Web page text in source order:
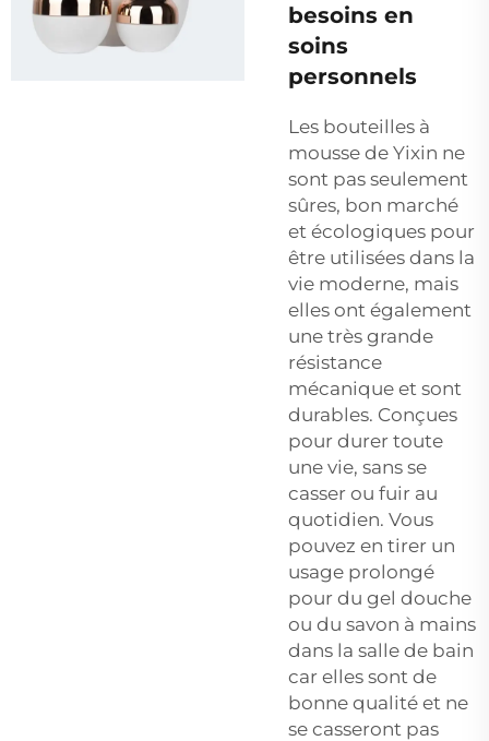
besoins en
soins
personnels
Les bouteilles à
mousse de Yixin ne
sont pas seulement
sûres, bon marché
et écologiques pour
être utilisées dans la
vie moderne, mais
elles ont également
une très grande
résistance
mécanique et sont
durables. Conçues
pour durer toute
une vie, sans se
casser ou fuir au
quotidien. Vous
pouvez en tirer un
usage prolongé
pour du gel douche
ou du savon à mains
dans la salle de bain
car elles sont de
bonne qualité et ne
se casseront pas